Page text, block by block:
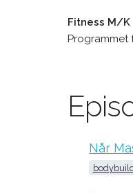
Fitness M/K
Programmet
Når